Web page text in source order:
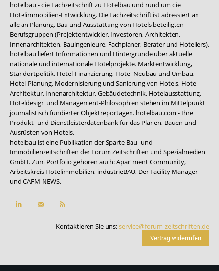
hotelbau - die Fachzeitschrift zu Hotelbau und rund um die
Hotelimmobilien-Entwicklung. Die Fachzeitschrift ist adressiert an
alle an Planung, Bau und Ausstattung von Hotels beteiligten
Berufsgruppen (Projektentwickler, Investoren, Architekten,
Innenarchitekten, Bauingenieure, Fachplaner, Berater und Hoteliers).
hotelbau liefert Informationen und Hintergründe über aktuelle
nationale und internationale Hotelprojekte. Marktentwicklung,
Standortpolitik, Hotel-Finanzierung, Hotel-Neubau und Umbau,
Hotel-Planung, Modernisierung und Sanierung von Hotels, Hotel-
Architektur, Innenarchitektur, Gebäudetechnik, Hotelausstattung,
Hoteldesign und Management-Philosophien stehen im Mittelpunkt
journalistisch fundierter Objektreportagen. hotelbau.com - Ihre
Produkt- und Dienstleisterdatenbank für das Planen, Bauen und
Ausrüsten von Hotels.
hotelbau ist eine Publikation der Sparte Bau- und
Immobilienzeitschriften der Forum Zeitschriften und Spezialmedien
GmbH. Zum Portfolio gehören auch:Apartment Community,
Arbeitskreis Hotelimmobilien, industrieBAU, Der Facility Manager
und CAFM-NEWS.
Kontaktieren Sie uns:service@forum-zeitschriften.de
Vertrag widerrufen